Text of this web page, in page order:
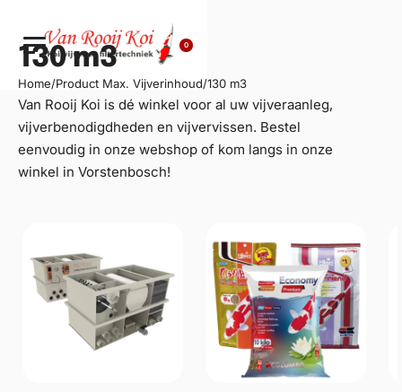
0
130 m3
Home/Product Max. Vijverinhoud/130 m3
Van Rooij Koi is dé winkel voor al uw vijveraanleg,
vijverbenodigdheden en vijvervissen. Bestel
eenvoudig in onze webshop of kom langs in onze
winkel in Vorstenbosch!